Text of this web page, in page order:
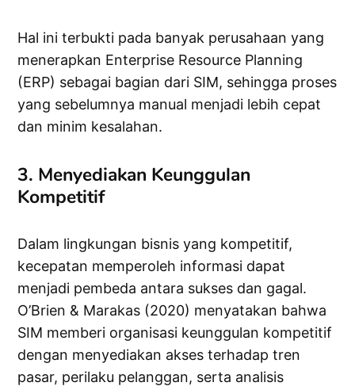
Hal ini terbukti pada banyak perusahaan yang
menerapkan Enterprise Resource Planning
(ERP) sebagai bagian dari SIM, sehingga proses
yang sebelumnya manual menjadi lebih cepat
dan minim kesalahan.
3. Menyediakan Keunggulan
Kompetitif
Dalam lingkungan bisnis yang kompetitif,
kecepatan memperoleh informasi dapat
menjadi pembeda antara sukses dan gagal.
O’Brien & Marakas (2020) menyatakan bahwa
SIM memberi organisasi keunggulan kompetitif
dengan menyediakan akses terhadap tren
pasar, perilaku pelanggan, serta analisis